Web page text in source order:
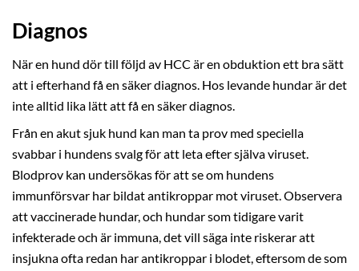
Diagnos
När en hund dör till följd av HCC är en obduktion ett bra sätt
att i efterhand få en säker diagnos. Hos levande hundar är det
inte alltid lika lätt att få en säker diagnos.
Från en akut sjuk hund kan man ta prov med speciella
svabbar i hundens svalg för att leta efter själva viruset.
Blodprov kan undersökas för att se om hundens
immunförsvar har bildat antikroppar mot viruset. Observera
att vaccinerade hundar, och hundar som tidigare varit
infekterade och är immuna, det vill säga inte riskerar att
insjukna ofta redan har antikroppar i blodet, eftersom de som